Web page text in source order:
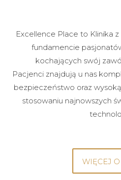
Excellence Place to Klinika
fundamencie
kochających swój
Pacjenci znajdują u nas
bezpieczeństwo oraz
stosowaniu najnowszych
WIĘCEJ